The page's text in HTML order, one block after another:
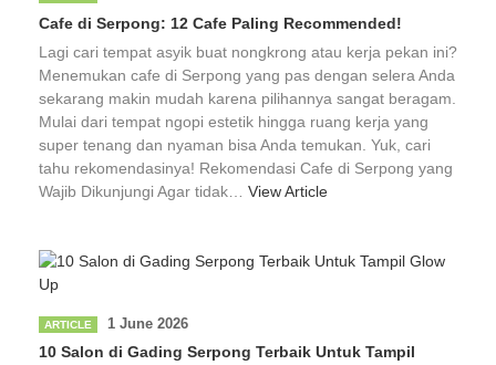
Cafe di Serpong: 12 Cafe Paling Recommended!
Lagi cari tempat asyik buat nongkrong atau kerja pekan ini?
Menemukan cafe di Serpong yang pas dengan selera Anda
sekarang makin mudah karena pilihannya sangat beragam.
Mulai dari tempat ngopi estetik hingga ruang kerja yang
super tenang dan nyaman bisa Anda temukan. Yuk, cari
tahu rekomendasinya! Rekomendasi Cafe di Serpong yang
Wajib Dikunjungi Agar tidak… View Article
ARTICLE 1 June 2026
10 Salon di Gading Serpong Terbaik Untuk Tampil